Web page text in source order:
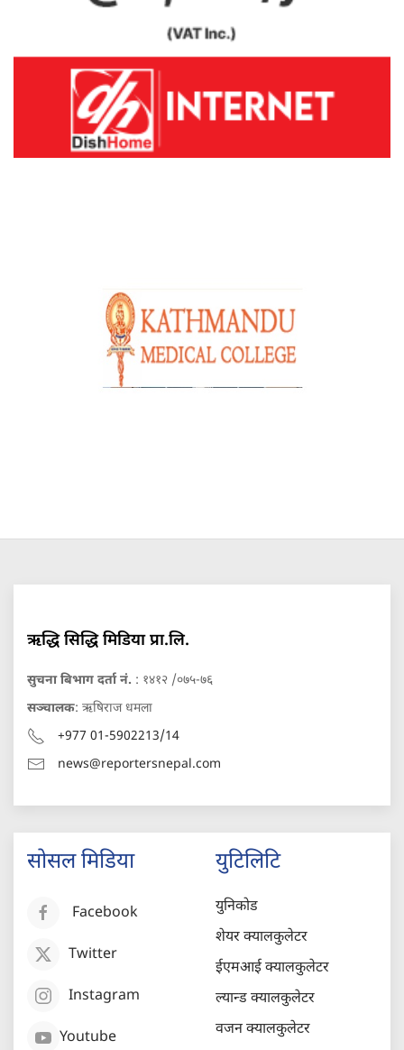
ऋद्धि सिद्धि मिडिया प्रा.लि.
सुचना बिभाग दर्ता नं. : १४१२ /०७५-७६
सञ्चालक: ऋषिराज धमला
+977 01-5902213/14
news@reportersnepal.com
सोसल मिडिया
Facebook
Twitter
Instagram
Youtube
युटिलिटि
युनिकोड
शेयर क्यालकुलेटर
ईएमआई क्यालकुलेटर
ल्यान्ड क्यालकुलेटर
वजन क्यालकुलेटर